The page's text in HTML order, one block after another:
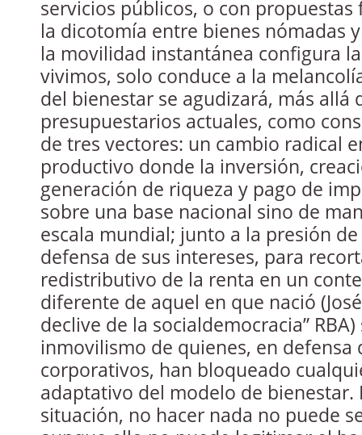
servicios públicos, o con propuestas
la dicotomía entre bienes nómadas
la movilidad instantánea configura
vivimos, solo conduce a la
del bienestar se agudizará, más allá
presupuestarios actuales, como
de tres vectores: un cambio radical
productivo donde la inversión,
generación de riqueza y pago de
sobre una base nacional sino de
escala mundial; junto a la presión
defensa de sus intereses, para
redistributivo de la renta en un
diferente de aquel en que nació
declive de la socialdemocracia”
inmovilismo de quienes, en defensa
corporativos, han bloqueado
adaptativo del modelo de bienestar.
situación, no hacer nada no puede